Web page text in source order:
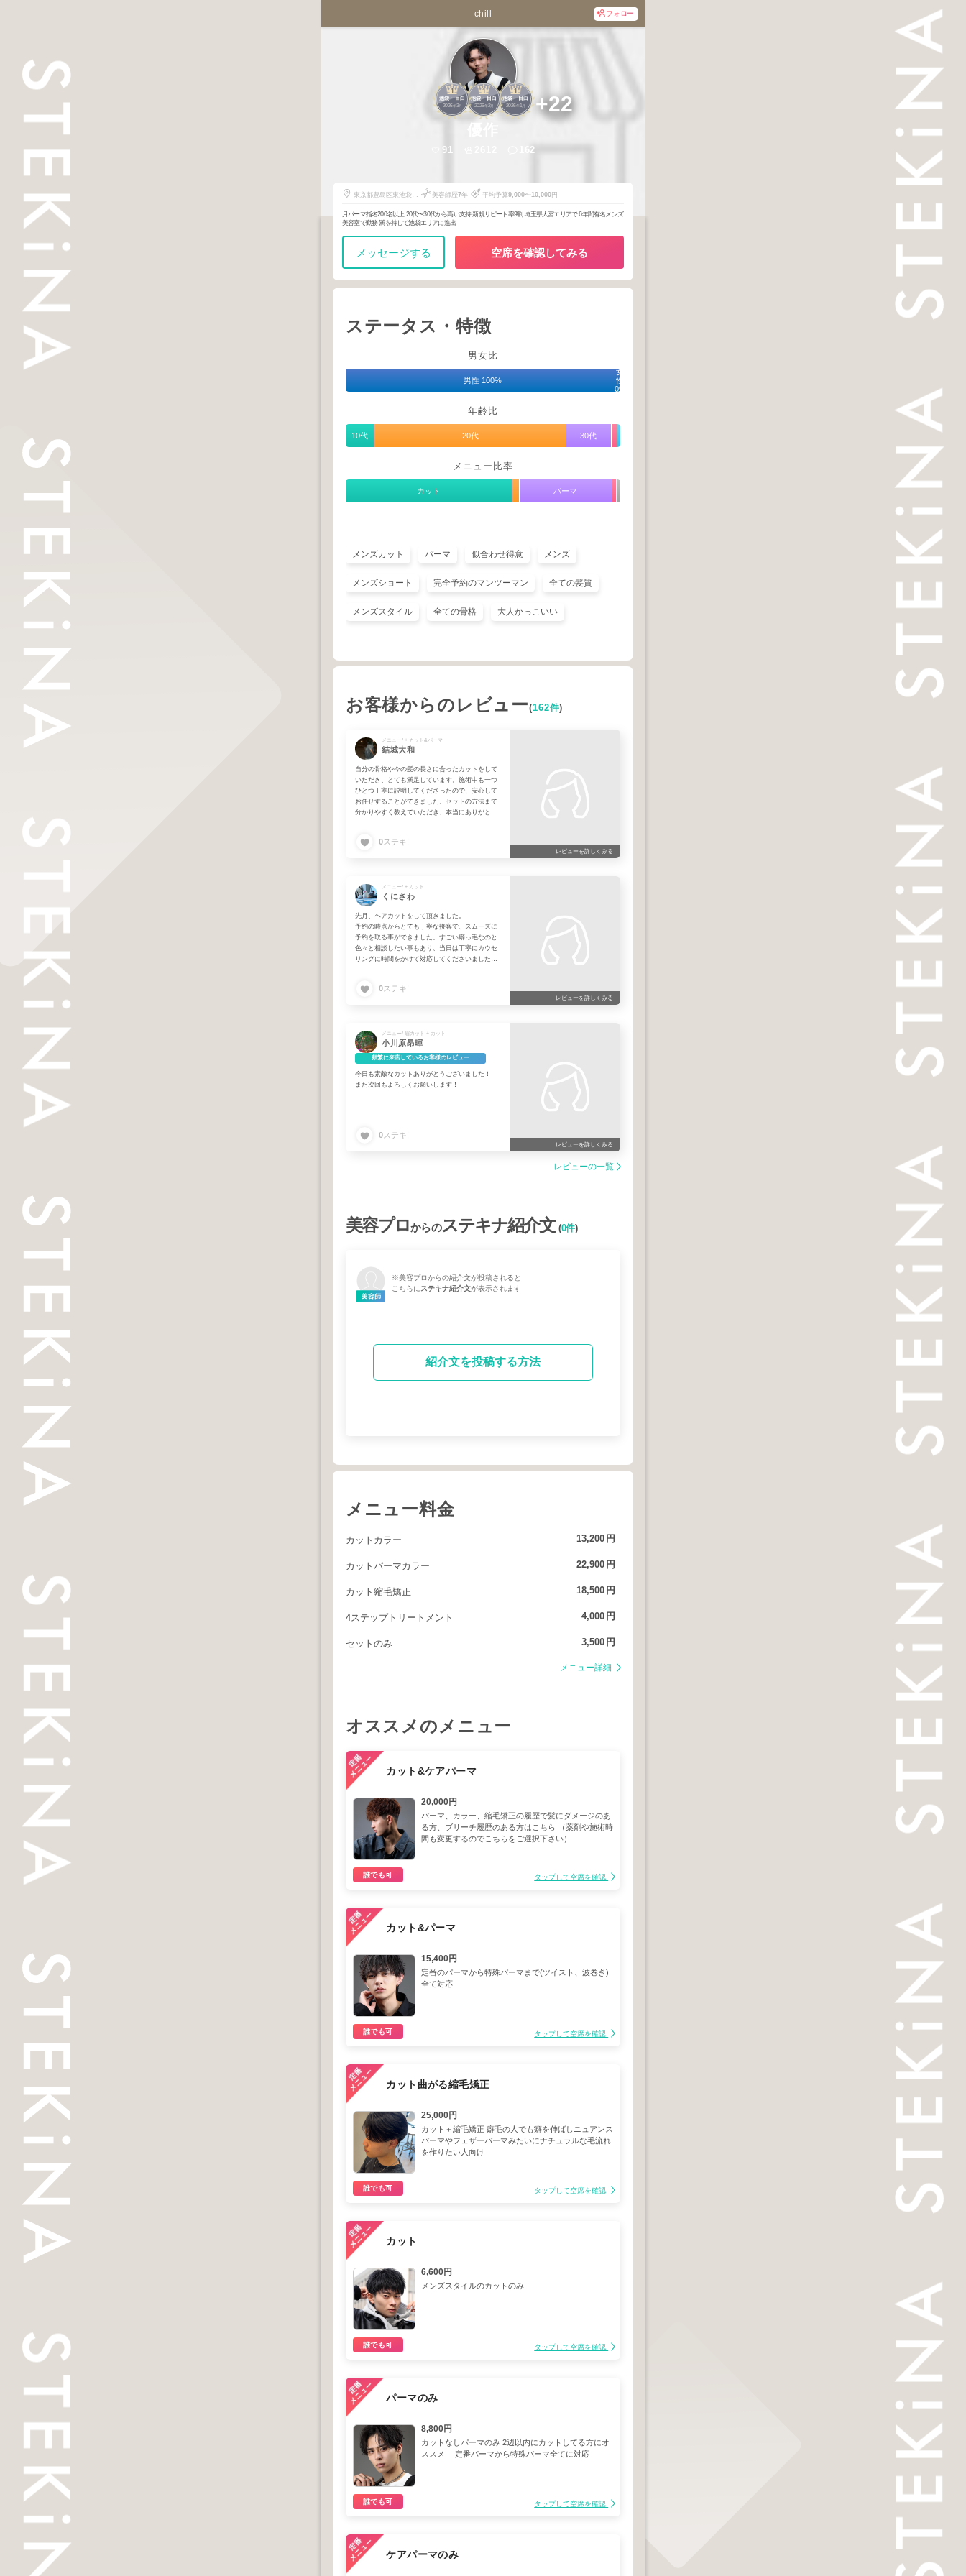
chill フォロー
1
池袋・目白
2026年3月
1
池袋・目白
2026年2月
1
池袋・目白
2026年 1 月 +22
91 162
東京都豊島区東池袋1
美容師歴7年 平均予算9,000〜10,000円
月パーマ指名200名以上 20代〜30代から高い支持 新規リピート率9割 埼玉県大宮エリアで 6年間有名メンズ
美容室で勤務 満を持して池袋エリアに進出
メッセージする 空席を確認してみる
ステータス・特徴
男女比
男性 100%
女
性
0%
年齢比
10代 20代 30代
メニュー比率
カット パーマ
メンズカット パーマ 似合わせ得意 メンズ
メンズショート 完全予約のマンツーマン 全ての髪質
メンズスタイル 全ての骨格 大人かっこいい
お客様からのレビュー(162件)
メニュー/ + カット&パーマ
結城大和
自分の骨格や今の髪の長さに合ったカットをして
いただき、とても満足しています。施術中も一つ
ひとつ丁寧に説明してくださったので、安心して
お任せすることができました。セットの方法まで
分かりやすく教えていただき、本当にありがとう
0ステキ!
レビューを詳しくみる
メニュー/ + カット
くにさわ
先月、ヘアカットをして頂きました。
予約の時点からとても丁寧な接客で、スムーズに
予約を取る事ができました。すごい癖っ毛なのと
色々と相談したい事もあり、当日は丁寧にカウセ
リングに時間をかけて対応してくださいました。
で、どの様にするのか決めやすかったです。癖っ
またお願いしたいと思います。
0ステキ!
レビューを詳しくみる
メニュー/ 眉カット + カット
小川原昂暉
頻繁に来店しているお客様のレビュー
今日も素敵なカットありがとうございました！
また次回もよろしくお願いします！
0ステキ!
レビューを詳しくみる
レビューの一覧
美容プロからのステキナ紹介文(0件)
※美容プロからの紹介文が投稿されると
こちらにステキナ紹介文が表示されます
紹介文を投稿する方法
メニュー料金
カットカラー 13,200 円
カットパーマカラー 22,900 円
カット縮毛矯正 18,500 円
4ステップトリートメント 4,000 円
セットのみ 3,500 円
メニュー詳細
オススメのメニュー
カット&ケアパーマ
20,000円
パーマ、カラー、縮毛矯正の履歴で髪にダメージのあ
る方、ブリーチ履歴のある方はこちら （薬剤や施術時
間も変更するのでこちらをご選択下さい）
誰でも可 タップして空席を確認
カット&パーマ
15,400円
定番のパーマから特殊パーマまで(ツイスト、波巻き)
全て対応
誰でも可 タップして空席を確認
カット曲がる縮毛矯正
25,000円
カット＋縮毛矯正 癖毛の人でも癖を伸ばしニュアンス
パーマやフェザーパーマみたいにナチュラルな毛流れ
を作りたい人向け
誰でも可 タップして空席を確認
カット
6,600円
メンズスタイルのカットのみ
誰でも可 タップして空席を確認
パーマのみ
8,800円
カットなしパーマのみ 2週以内にカットしてる方にオ
ススメ 定番パーマから特殊パーマ全てに対応
誰でも可 タップして空席を確認
ケアパーマのみ